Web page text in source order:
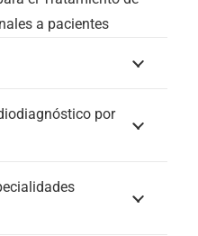
a pacientes
por